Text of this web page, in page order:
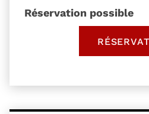
Réservation possible
,